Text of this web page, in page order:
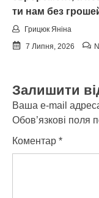
ти нам без
Грицюк Яніна
7 Липня, 2026
Залишити
Ваша e-mail
Обов’язкові поля
Коментар *